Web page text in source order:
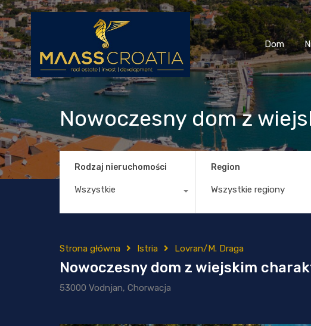
Dom
Dom
Nowoczesny dom z
Rodzaj nieruchomości
Wszystkie
Region
Wszystkie regiony
Strona główna Istria Lovran/M. Draga
Nowoczesny dom z wiejskim
53000 Vodnjan, Chorwacja